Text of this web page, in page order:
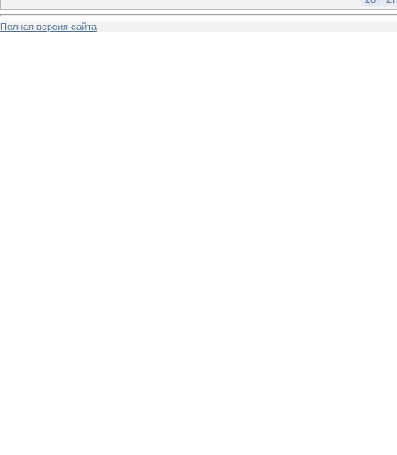
Полная версия сайта